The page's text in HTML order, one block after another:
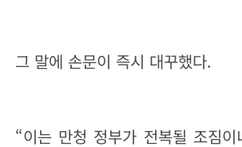
그 말에 손문이 즉시 대꾸했다.
“이는 만청 정부가 전복될 조짐